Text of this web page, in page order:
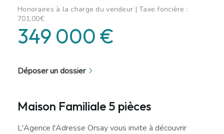
Honoraires à la charge du vendeur | Taxe foncière :
701,00€
349 000 €
Déposer un dossier
Maison Familiale 5 pièces
L'Agence l'Adresse Orsay vous invite à découvrir